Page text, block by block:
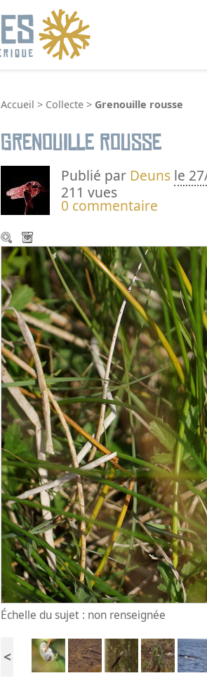
Accueil > Collecte > Grenouille rousse
Grenouille rousse
Publié par Deuns le
211 vues
0 commentaire
Échelle du sujet : non renseignée
<